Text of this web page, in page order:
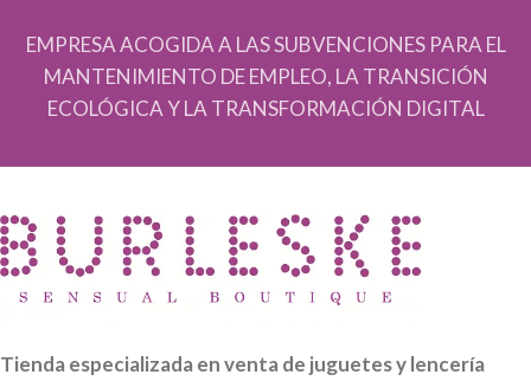
EMPRESA ACOGIDA A LAS SUBVENCIONES PARA EL
MANTENIMIENTO DE EMPLEO, LA TRANSICIÓN
ECOLÓGICA Y LA TRANSFORMACIÓN DIGITAL
Tienda especializada en venta de juguetes y lencería